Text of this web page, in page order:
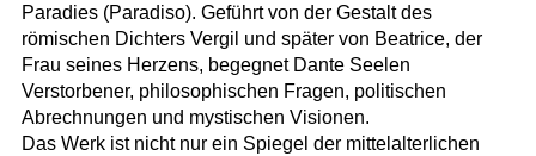
Paradies (Paradiso). Geführt von der Gestalt des
römischen Dichters Vergil und später von Beatrice, der
Frau seines Herzens, begegnet Dante Seelen
Verstorbener, philosophischen Fragen, politischen
Abrechnungen und mystischen Visionen.
Das Werk ist nicht nur ein Spiegel der mittelalterlichen